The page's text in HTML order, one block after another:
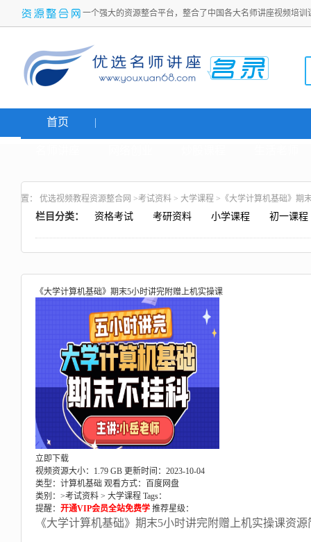
一个强大的资源整合平台，整合了中国各大名师讲座视频培
首页
置： 优选视频教程资源整合网 >考试资料 > 大学课程 >《大学计算机基础》期
栏目分类： 资格考试 考研资料 小学课程 初一课程
《大学计算机基础》期末5小时讲完附赠上机实操课
立即下载
视频资源大小：1.79 GB 更新时间：2023-10-04
类型：计算机基础 观看方式：百度网盘
类别：>考试资料 > 大学课程 Tags：
提醒： 开通VIP会员全站免费学 推荐星级：
《大学计算机基础》期末5小时讲完附赠上机实操课资源